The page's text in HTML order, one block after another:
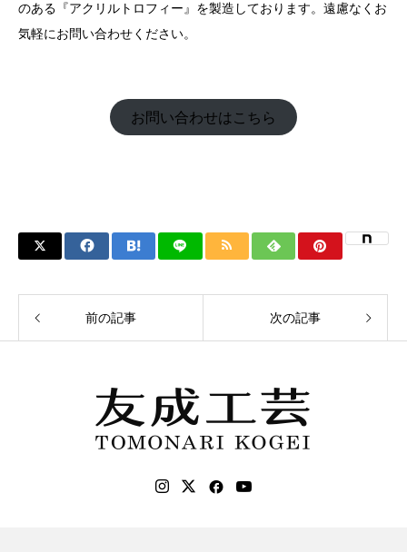
のある『アクリルトロフィー』を製造しております。遠慮なくお
気軽にお問い合わせください。
お問い合わせはこちら
前の記事 次の記事